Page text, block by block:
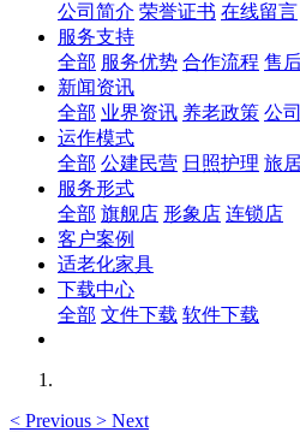
公司简介 荣誉证书 在线留言
服务支持
全部 服务优势 合作流程 售
新闻资讯
全部 业界资讯 养老政策 公
运作模式
全部 公建民营 日照护理 旅
服务形式
全部 旗舰店 形象店 连锁店
客户案例
适老化家具
下载中心
全部 文件下载 软件下载
< Previous > Next